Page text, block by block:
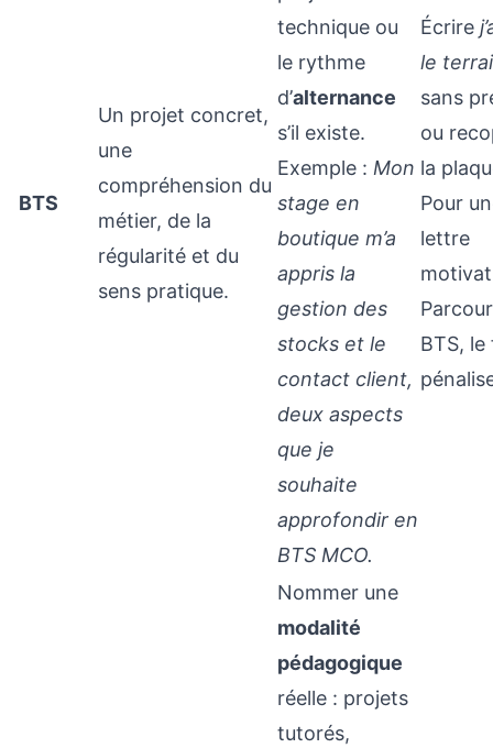
BTS
Un projet concret,
une
compréhension du
métier, de la
régularité et du
sens pratique.
technique ou
le rythme
d’alternance
s’il existe.
Exemple : Mon
stage en
boutique m’a
appris la
gestion des
stocks et le
contact client,
deux aspects
que je
souhaite
approfondir en
BTS MCO.
Écrire
le
sans
ou
la
Pour
lettre
BTS, le
Nommer une
modalité
pédagogique
réelle : projets
tutorés,